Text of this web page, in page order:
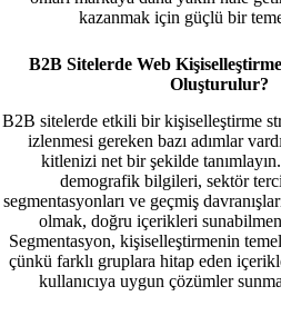
kazanmak için güçlü bir
B2B Sitelerde Web
Oluşturulur?
B2B sitelerde etkili bir kişiselleştirme
izlenmesi gereken bazı adımlar
kitlenizi net bir şekilde
demografik bilgileri, sektör
segmentasyonları ve geçmiş
olmak, doğru içerikleri
Segmentasyon, kişiselleştirmenin
çünkü farklı gruplara hitap eden
kullanıcıya uygun çözümler